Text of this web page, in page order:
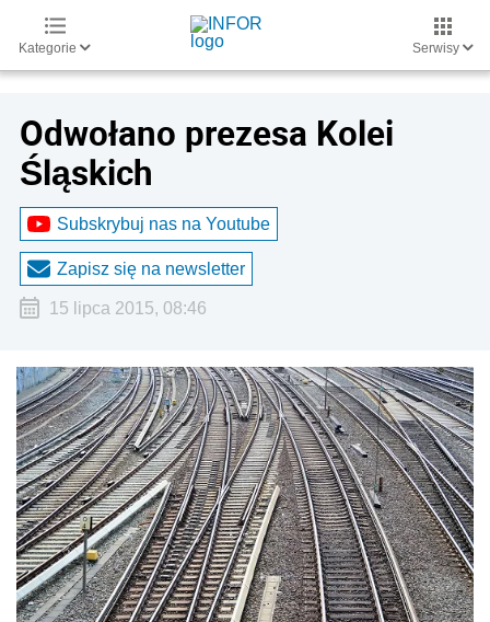
Kategorie Serwisy
Odwołano prezesa Kolei
Śląskich
Subskrybuj nas na Youtube
Zapisz się na newsletter
15 lipca 2015, 08:46